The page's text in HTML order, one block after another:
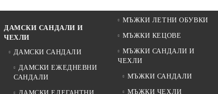
ДАМСКИ САНДАЛИ И
ЧЕХЛИ
ДАМСКИ САНДАЛИ
ДАМСКИ ЕЖЕДНЕВНИ
САНДАЛИ
МЪЖКИ ЛЕТНИ ОБУВКИ
МЪЖКИ КЕЦОВЕ
МЪЖКИ САНДАЛИ И
ЧЕХЛИ
МЪЖКИ САНДАЛИ
МЪЖКИ ЧЕХЛИ